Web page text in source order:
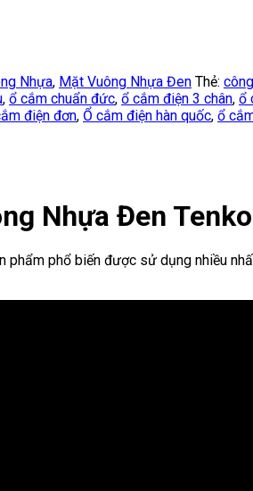
Nhựa, Mặt Vuông Nhựa Đen Thẻ:
, ổ cắm chuẩn đức, ổ cắm điện 3 chân, ổ
điện đơn, Ổ cắm điện hàn quốc, ổ
Nhựa Đen
phẩm phổ biến được sử dụng nhiều